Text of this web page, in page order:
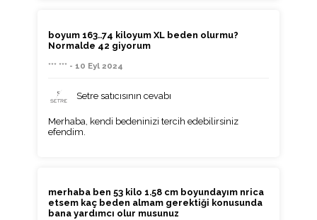
boyum 163..74 kiloyum XL beden olurmu?
Normalde 42 giyorum
*** *** - 10 Eyl 2024
Setre satıcısının cevabı
Merhaba, kendi bedeninizi tercih edebilirsiniz
efendim.
merhaba ben 53 kilo 1.58 cm boyundayım nrica
etsem kaç beden almam gerektiği konusunda
bana yardımcı olur musunuz